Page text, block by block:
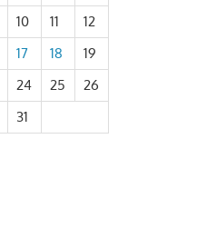
10 11
12
17 18
19
24 25
26
31